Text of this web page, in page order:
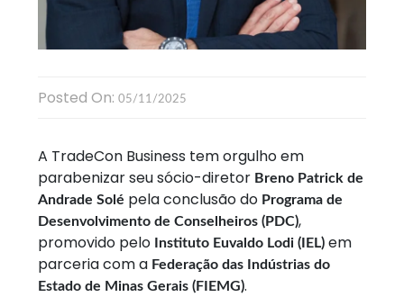
Posted On: 05/11/2025
A TradeCon Business tem orgulho em
parabenizar seu sócio-diretor Breno Patrick de
Andrade Solé pela conclusão do Programa de
Desenvolvimento de Conselheiros (PDC),
promovido pelo Instituto Euvaldo Lodi (IEL)em
parceria com a Federação das Indústrias do
Estado de Minas Gerais (FIEMG).